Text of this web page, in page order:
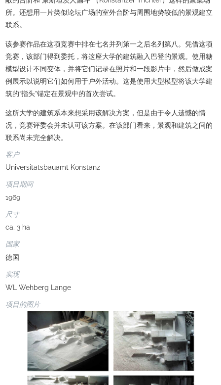
所。还想用一片类似论坛广场的室外台阶与周围地势较低的景观建立
联系。
该参赛作品在这项竞赛中排在七名并列第一之后名列第八。凭借这项
竞赛，该部门得到委托，将这座大学的建筑融入巴登的景观。使用糖
模型设计不同变体，并将它们记录在照片和一段影片中，然后做成案
例展示以说明它们如何用于户外活动。这是使用大型模型将该大学建
筑的“指头”锚定在景观中的首次尝试。
这所大学的建筑系本来想采用该解决方案，但是由于令人遗憾的情
况，竞赛评委会并未认可该方案。在该部门看来，景观和建筑之间的
联系尚未完全解决。
客户
Universitätsbauamt Konstanz
项目期间
1969
尺寸
ca. 3 ha
国家
德国
实现
WL Wehberg Lange
项目的图片